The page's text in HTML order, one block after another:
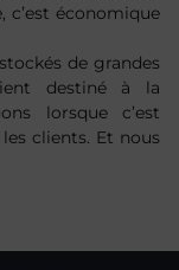
c’est économique
de grandes
destiné à la
lorsque c’est
clients. Et nous